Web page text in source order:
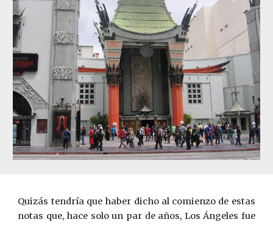
Quizás tendría que haber dicho al comienzo de estas
notas que, hace solo un par de años, Los Ángeles fue